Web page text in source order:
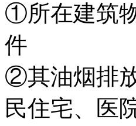
①所在建筑
件
②其油烟排
民住宅、医